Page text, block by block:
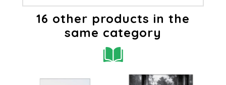
16 other products in the
same category